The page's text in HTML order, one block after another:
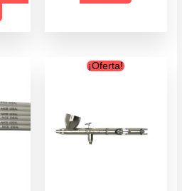
¡Oferta!Original